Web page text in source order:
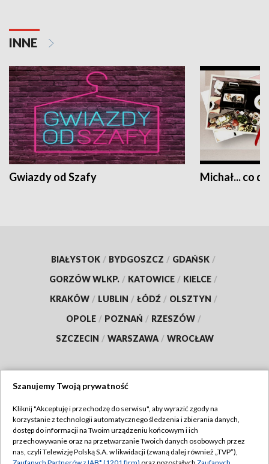
INNE
Gwiazdy od Szafy Michał... co
BIAŁYSTOK / BYDGOSZCZ / GDAŃSK /
GORZÓW WLKP. / KATOWICE / KIELCE /
KRAKÓW / LUBLIN / ŁÓDŹ / OLSZTYN /
OPOLE / POZNAŃ / RZESZÓW /
SZCZECIN / WARSZAWA / WROCŁAW
TVP
Abonament TVP
Emisja w TVP
Regulamin TVP
Szanujemy Twoją prywatność
Kliknij "Akceptuję i przechodzę do serwisu", aby wyrazić zgody na
korzystanie z technologii automatycznego śledzenia i zbierania danych,
dostęp do informacji na Twoim urządzeniu końcowym i ich
przechowywanie oraz na przetwarzanie Twoich danych osobowych przez
nas, czyli Telewizję Polską S.A. w likwidacji (zwaną dalej również „TVP”),